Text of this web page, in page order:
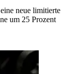
neue limitierte
um 25 Prozent